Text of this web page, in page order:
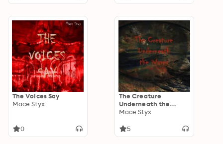
The Voices Say
Mace Styx
0
The Creature
Underneath the
Waves
Mace Styx
5